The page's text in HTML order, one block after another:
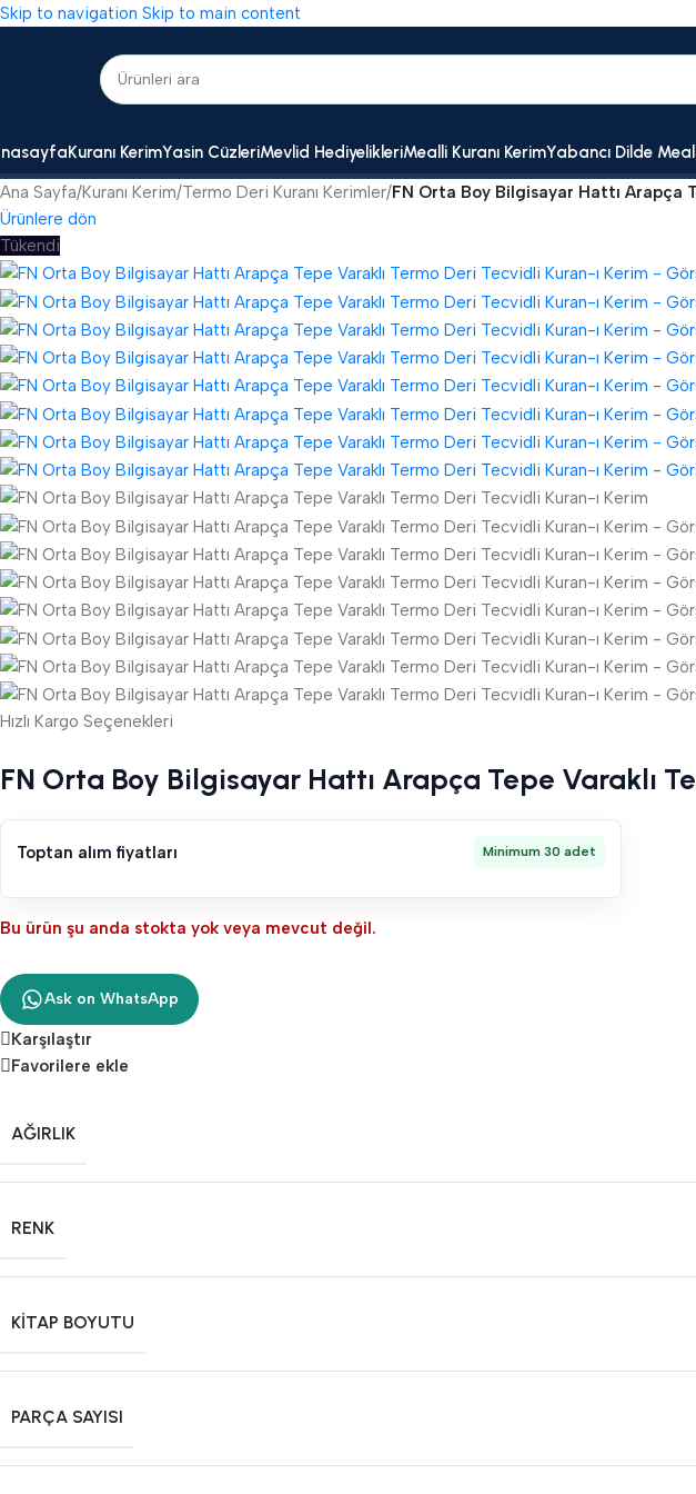
Skip to navigation Skip to main content
Kuranı KerimYasin CüzleriMevlid HediyelikleriMealli Kuranı KerimYabancı Dilde
Ana Sayfa/Kuranı Kerim/Termo Deri Kuranı Kerimler/FN Orta Boy Bilgisayar Hattı Arapça
Ürünlere dön
Tükendi
Hızlı Kargo Seçenekleri
FN Orta Boy Bilgisayar Hattı Arapça Tepe Varaklı
Toptan alım fiyatları Minimum 30 adet
Bu ürün şu anda stokta yok veya mevcut değil.
Ask on WhatsApp
Karşılaştır
Favorilere ekle
AĞIRLIK
RENK
KITAP BOYUTU
PARÇA SAYISI